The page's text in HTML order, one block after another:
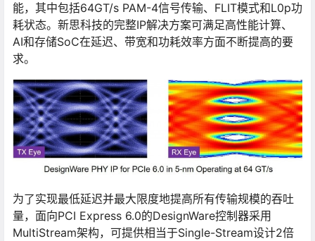
能，其中包括64GT/s PAM-4信号传输、FLIT模式和L0p功
耗状态。新思科技的完整IP解决方案可满足高性能计算、
AI和存储SoC在延迟、带宽和功耗效率方面不断提高的要
求。
为了实现最低延迟并最大限度地提高所有传输规模的吞吐
量，面向PCI Express 6.0的DesignWare控制器采用
MultiStream架构，可提供相当于Single-Stream设计2倍